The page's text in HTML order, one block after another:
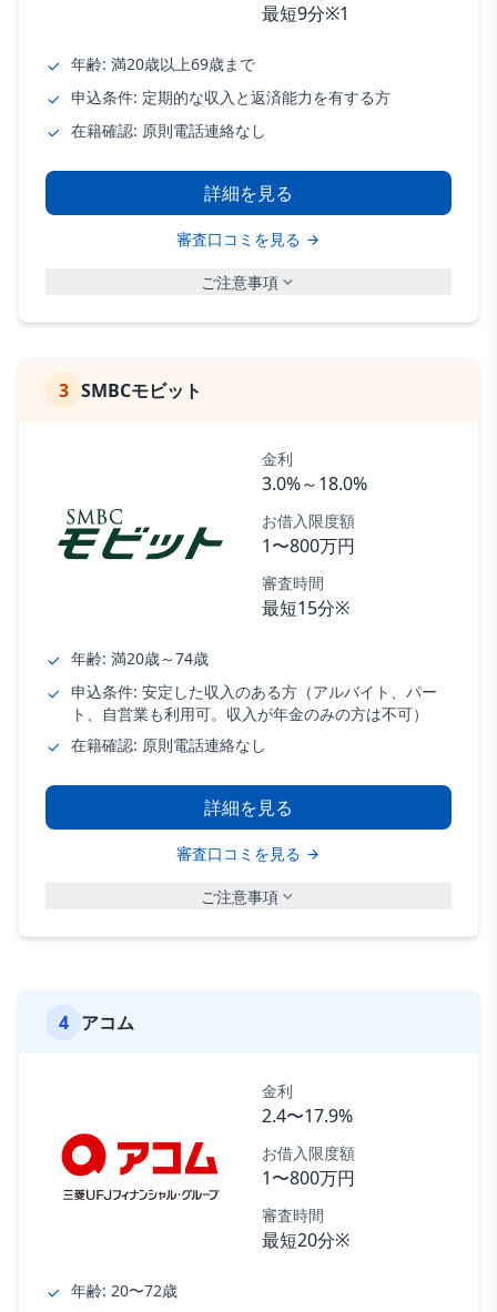
最短9分※1
年齢: 満20歳以上69歳まで
申込条件: 定期的な収入と返済能力を有する方
在籍確認: 原則電話連絡なし
詳細を見る
審査口コミを見る
ご注意事項
3 SMBCモビット
金利
3.0%～18.0%
お借入限度額
1〜800万円
審査時間
最短15分※
年齢: 満20歳～74歳
申込条件: 安定した収入のある方（アルバイト、パー
ト、自営業も利用可。収入が年金のみの方は不可）
在籍確認: 原則電話連絡なし
詳細を見る
審査口コミを見る
ご注意事項
4 アコム
金利
2.4〜17.9%
お借入限度額
1〜800万円
審査時間
最短20分※
年齢: 20〜72歳